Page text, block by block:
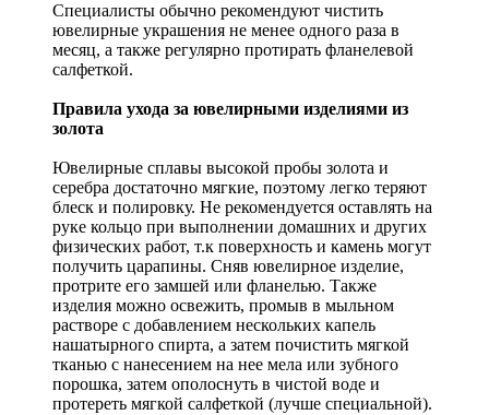
Специалисты обычно рекомендуют чистить
ювелирные украшения не менее одного раза в
месяц, а также регулярно протирать фланелевой
салфеткой.
Правила ухода за ювелирными изделиями из
золота
Ювелирные сплавы высокой пробы золота и
серебра достаточно мягкие, поэтому легко теряют
блеск и полировку. Не рекомендуется оставлять на
руке кольцо при выполнении домашних и других
физических работ, т.к поверхность и камень могут
получить царапины. Сняв ювелирное изделие,
протрите его замшей или фланелью. Также
изделия можно освежить, промыв в мыльном
растворе с добавлением нескольких капель
нашатырного спирта, а затем почистить мягкой
тканью с нанесением на нее мела или зубного
порошка, затем ополоснуть в чистой воде и
протереть мягкой салфеткой (лучше специальной).